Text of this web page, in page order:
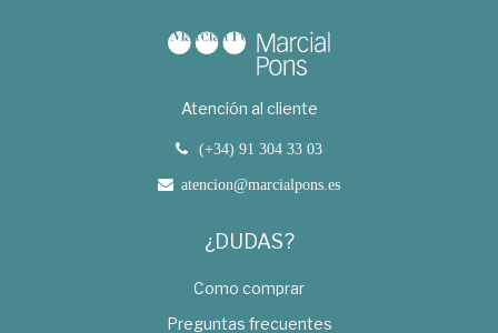
Atención al cliente
(+34) 91 304 33 03
atencion@marcialpons.es
¿DUDAS?
Como comprar
Preguntas frecuentes